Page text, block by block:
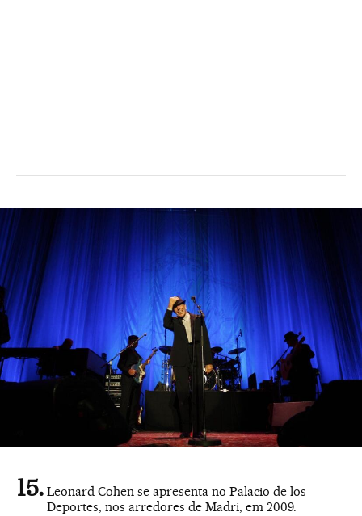
Leonard Cohen se apresenta no Palacio de los
Deportes, nos arredores de Madri, em 2009.